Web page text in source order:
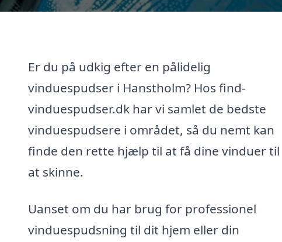
Er du på udkig efter en pålidelig
vinduespudser i Hanstholm? Hos find-
vinduespudser.dk har vi samlet de bedste
vinduespudsere i området, så du nemt kan
finde den rette hjælp til at få dine vinduer til
at skinne.
Uanset om du har brug for professionel
vinduespudsning til dit hjem eller din